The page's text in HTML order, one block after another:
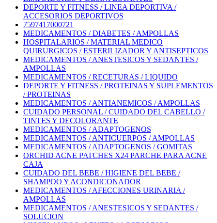
DEPORTE Y FITNESS / LINEA DEPORTIVA /
ACCESORIOS DEPORTIVOS
7597417000721
MEDICAMENTOS / DIABETES / AMPOLLAS
HOSPITALARIOS / MATERIAL MEDICO
QUIRURGICOS / ESTERILIZADOR Y ANTISEPTICOS
MEDICAMENTOS / ANESTESICOS Y SEDANTES /
AMPOLLAS
MEDICAMENTOS / RECETURAS / LIQUIDO
DEPORTE Y FITNESS / PROTEINAS Y SUPLEMENTOS
/ PROTEINAS
MEDICAMENTOS / ANTIANEMICOS / AMPOLLAS
CUIDADO PERSONAL / CUIDADO DEL CABELLO /
TINTES Y DECOLORANTE
MEDICAMENTOS / ADAPTOGENOS
MEDICAMENTOS / ANTICUERPOS / AMPOLLAS
MEDICAMENTOS / ADAPTOGENOS / GOMITAS
ORCHID ACNE PATCHES X24 PARCHE PARA ACNE
CAJA
CUIDADO DEL BEBE / HIGIENE DEL BEBE /
SHAMPOO Y ACONDICONADOR
MEDICAMENTOS / AFECCIONES URINARIA /
AMPOLLAS
MEDICAMENTOS / ANESTESICOS Y SEDANTES /
SOLUCION